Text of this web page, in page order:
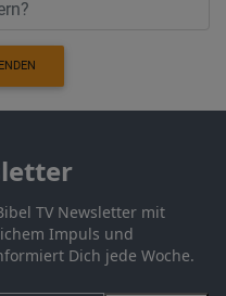
TV Newsletter mit
Impuls und
Dich jede Woche.